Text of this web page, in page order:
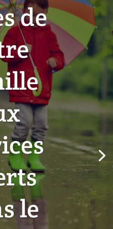
de
le